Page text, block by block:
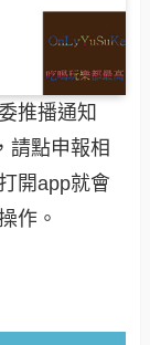
推播通知
請點申報相
開app就會
作。